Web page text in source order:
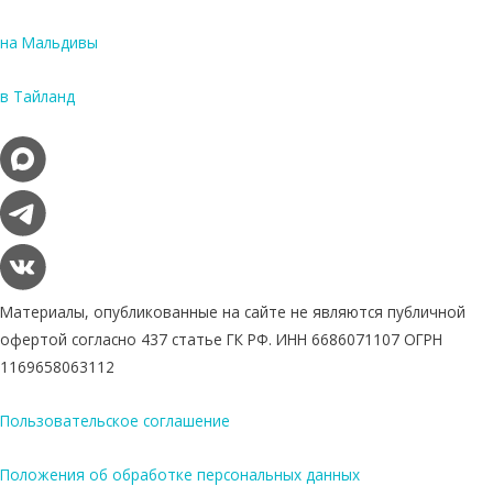
на Мальдивы
в Тайланд
Материалы, опубликованные на сайте не являются публичной
офертой согласно 437 статье ГК РФ. ИНН 6686071107 ОГРН
1169658063112
Пользовательское соглашение
Положения об обработке персональных данных